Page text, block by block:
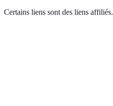
Certains liens sont des liens affiliés.